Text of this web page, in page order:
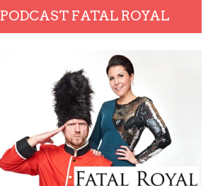
PODCAST FATAL ROYAL